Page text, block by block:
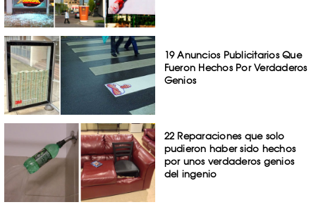
19 Anuncios Publicitarios Que
Fueron Hechos Por Verdaderos
Genios
22 Reparaciones que solo
pudieron haber sido hechos
por unos verdaderos genios
del ingenio